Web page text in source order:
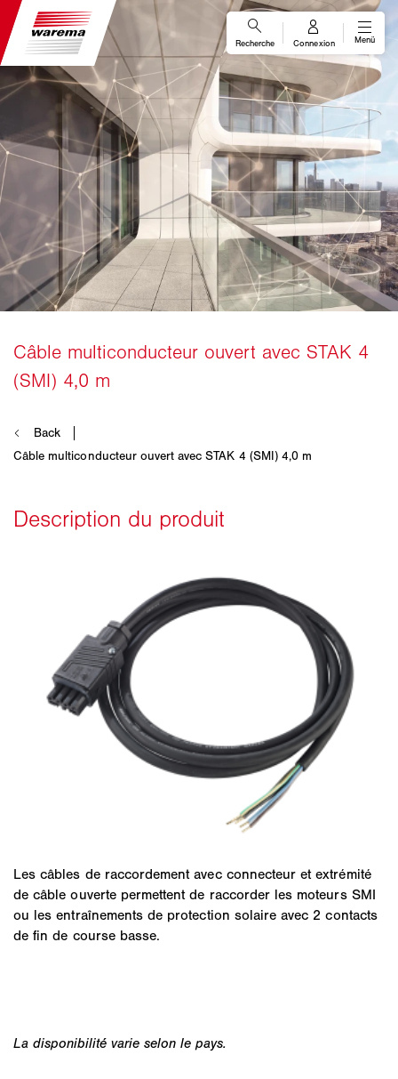
Les câbles de raccordement avec connecteur et extrémité
de câble ouverte permettent de raccorder les moteurs SMI
ou les entraînements de protection solaire avec 2 contacts
de fin de course basse.